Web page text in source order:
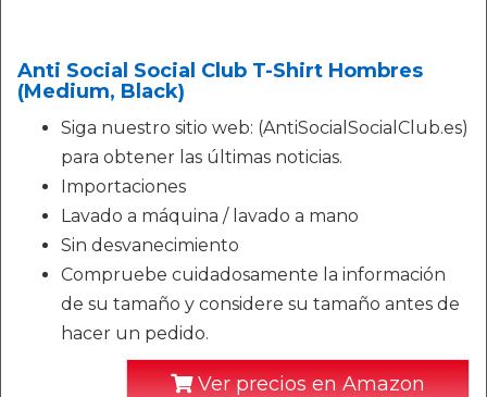
Anti Social Social Club T-Shirt Hombres
(Medium, Black)
Siga nuestro sitio web: (AntiSocialSocialClub.es)
para obtener las últimas noticias.
Importaciones
Lavado a máquina / lavado a mano
Sin desvanecimiento
Compruebe cuidadosamente la información
de su tamaño y considere su tamaño antes de
hacer un pedido.
Ver precios en Amazon